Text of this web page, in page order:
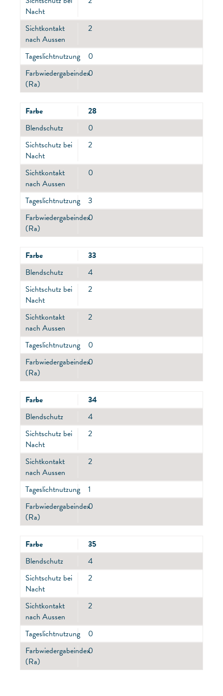
Nacht
Sichtkontakt
nach Aussen
2
Tageslichtnutzung
0
Farbwiedergabeindex
(Ra)
0
Farbe
28
Blendschutz
0
Sichtschutz bei
Nacht
2
Sichtkontakt
nach Aussen
0
Tageslichtnutzung
3
Farbwiedergabeindex
(Ra)
0
Farbe
33
Blendschutz
4
Sichtschutz bei
Nacht
2
Sichtkontakt
nach Aussen
2
Tageslichtnutzung
0
Farbwiedergabeindex
(Ra)
0
Farbe
34
Blendschutz
4
Sichtschutz bei
Nacht
2
Sichtkontakt
nach Aussen
2
Tageslichtnutzung
1
Farbwiedergabeindex
(Ra)
0
Farbe
35
Blendschutz
4
Sichtschutz bei
Nacht
2
Sichtkontakt
nach Aussen
2
Tageslichtnutzung
0
Farbwiedergabeindex
(Ra)
0